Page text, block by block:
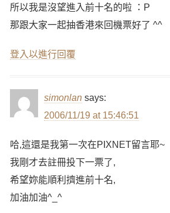
所以我是沒望進入前十名的啦 ：P
那跟大家一起抽香港來回機票好了 ^^
登入以進行回覆
simonlan says:
2006/11/19 at 15:46:51
哈,這還是我第一次在PIXNET留言耶~
我剛才去註冊投下一票了,
希望妳能順利擠進前十名,
加油加油^_^